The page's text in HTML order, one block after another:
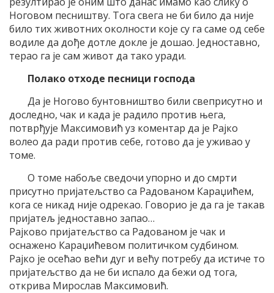
Ноговом песништву. Тога свега не би било да није
било тих животних околности које су га саме од себе
водиле да дође дотле докле је дошао. Једноставно,
терао га је сам живот да тако уради.
Полако отходе песници господа
Да је Ногово бунтовништво били свеприсутно и
доследно, чак и када је радило против њега,
потврђује Максимовић уз коментар да је Рајко
волео да ради против себе, готово да је уживао у
томе.
О томе набоље сведочи упорно и до смрти
присутно пријатељство са Радованом Караџићем,
кога се никад није одрекао. Говорио је да га је такав
пријатељ једноставно запао…
Рајково пријатељство са Радованом је чак и
оснажено Караџићевом политичком судбином.
Рајко је осећао већи дуг и већу потребу да истиче то
пријатељство да не би испало да бежи од тога,
открива Мирослав Максимовић.